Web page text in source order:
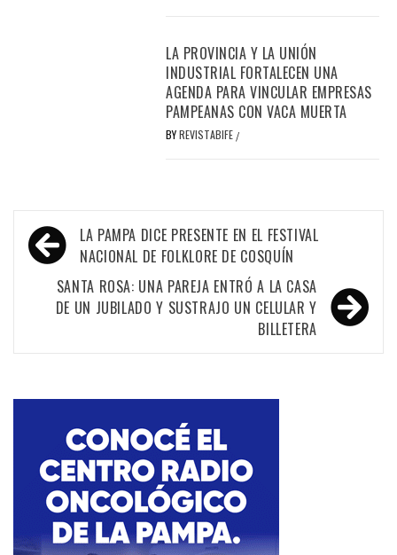
LA PROVINCIA Y LA UNIÓN
INDUSTRIAL FORTALECEN UNA
AGENDA PARA VINCULAR EMPRESAS
PAMPEANAS CON VACA MUERTA
BYREVISTABIFE /
Navegación
de
entradas
LA PAMPA DICE PRESENTE EN EL FESTIVAL
NACIONAL DE FOLKLORE DE COSQUÍN
SANTA ROSA: UNA PAREJA ENTRÓ A LA CASA
DE UN JUBILADO Y SUSTRAJO UN CELULAR Y
BILLETERA